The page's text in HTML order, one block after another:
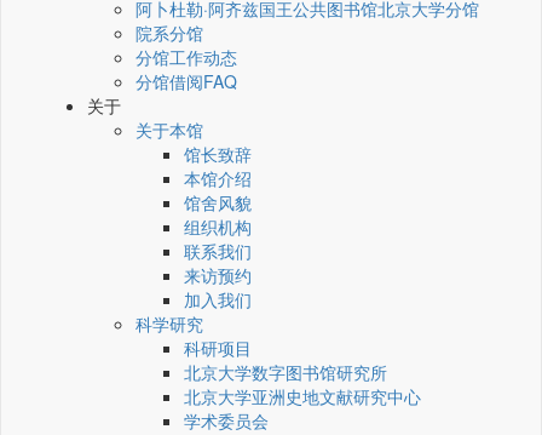
阿卜杜勒·阿齐兹国王公共图书馆北京大学分馆
院系分馆
分馆工作动态
分馆借阅FAQ
关于
关于本馆
馆长致辞
本馆介绍
馆舍风貌
组织机构
联系我们
来访预约
加入我们
科学研究
科研项目
北京大学数字图书馆研究所
北京大学亚洲史地文献研究中心
学术委员会